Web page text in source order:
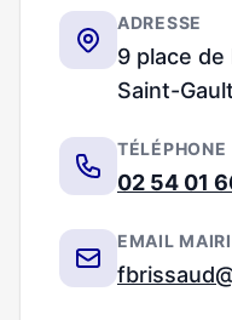
ADRESSE
9 place
Saint-
TÉLÉPHONE
02 54 01
EMAIL